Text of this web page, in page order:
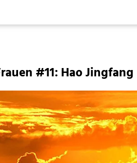
#11: Hao Jingfang